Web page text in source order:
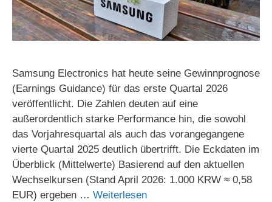
Samsung Electronics hat heute seine Gewinnprognose
(Earnings Guidance) für das erste Quartal 2026
veröffentlicht. Die Zahlen deuten auf eine
außerordentlich starke Performance hin, die sowohl
das Vorjahresquartal als auch das vorangegangene
vierte Quartal 2025 deutlich übertrifft. Die Eckdaten im
Überblick (Mittelwerte) Basierend auf den aktuellen
Wechselkursen (Stand April 2026: 1.000 KRW ≈ 0,58
EUR) ergeben … Weiterlesen